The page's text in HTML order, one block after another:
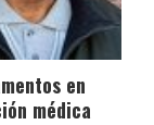
en
médica